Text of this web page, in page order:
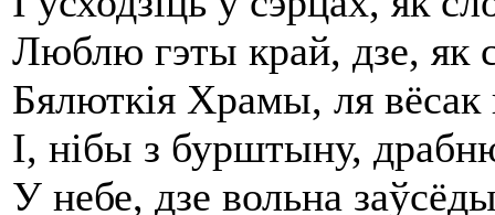
Люблю гэты край, дзе, як
Бялюткія Храмы, ля
І, нібы з бурштыну,
У небе, дзе вольна